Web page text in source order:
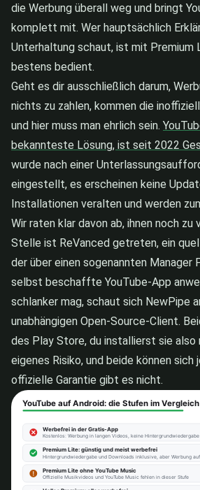
die Werbung überall weg und bringt
komplett mit. Wer hauptsächlich
Unterhaltung schaut, ist mit
bestens bedient.
Geht es dir ausschließlich darum,
nichts zu zahlen, kommen die
und hier muss man ehrlich sein.
bekannteste Lösung, ist seit 2022
wurde nach einer
eingestellt, es erscheinen keine
Installationen veralten und werden
Wir raten klar davon ab, ihnen noch zu
Stelle ist ReVanced getreten, ein
der über einen sogenannten Manager
selbst beschaffte YouTube-App
schlanker mag, schaut sich NewPipe
unabhängigen Open-Source-Client.
des Play Store, du installierst sie also
eigenes Risiko, und beide können sich
offizielle Garantie gibt es nicht.